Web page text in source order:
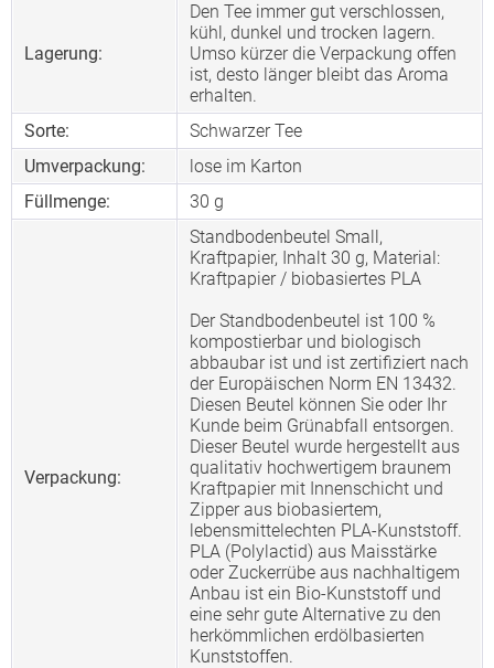
Lagerung:
Den Tee immer gut verschlossen,
kühl, dunkel und trocken lagern.
Umso kürzer die Verpackung offen
ist, desto länger bleibt das Aroma
erhalten.
Sorte:
Schwarzer Tee
Umverpackung:
lose im Karton
Füllmenge:
30 g
Verpackung:
Standbodenbeutel Small,
Kraftpapier, Inhalt 30 g, Material:
Kraftpapier / biobasiertes PLA
Der Standbodenbeutel ist 100 %
kompostierbar und biologisch
abbaubar ist und ist zertifiziert nach
der Europäischen Norm EN 13432.
Diesen Beutel können Sie oder Ihr
Kunde beim Grünabfall entsorgen.
Dieser Beutel wurde hergestellt aus
qualitativ hochwertigem braunem
Kraftpapier mit Innenschicht und
Zipper aus biobasiertem,
lebensmittelechten PLA-Kunststoff.
PLA (Polylactid) aus Maisstärke
oder Zuckerrübe aus nachhaltigem
Anbau ist ein Bio-Kunststoff und
eine sehr gute Alternative zu den
herkömmlichen erdölbasierten
Kunststoffen.